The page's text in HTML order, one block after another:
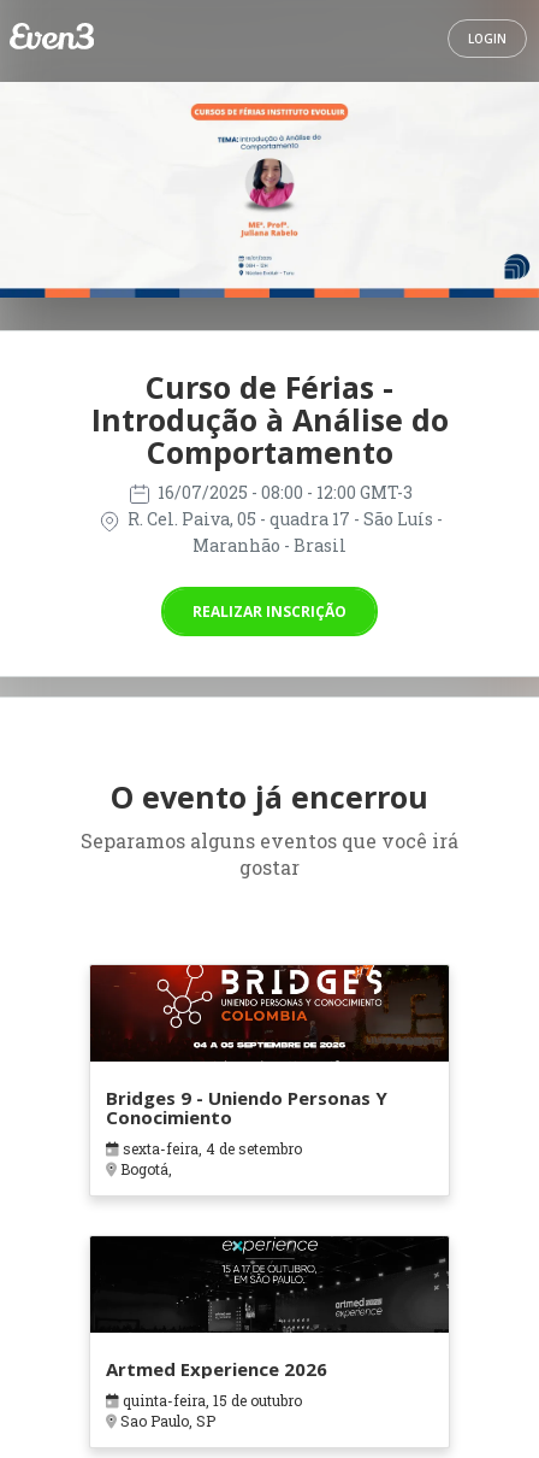
LOGIN
Curso de Férias -
Introdução à Análise do
Comportamento
16/07/2025 - 08:00 - 12:00 GMT-3
R. Cel. Paiva, 05 - quadra 17 - São Luís -
Maranhão - Brasil
REALIZAR INSCRIÇÃO
O evento já encerrou
Separamos alguns eventos que você irá
gostar
Bridges 9 - Uniendo Personas Y
Conocimiento
sexta-feira, 4 de setembro
Bogotá,
Artmed Experience 2026
quinta-feira, 15 de outubro
Sao Paulo, SP